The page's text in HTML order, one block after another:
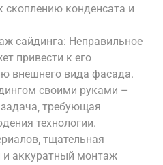
скоплению конденсата и
сайдинга: Неправильное
привести к его
внешнего вида фасада.
своими руками –
требующая
технологии.
тщательная
и аккуратный монтаж